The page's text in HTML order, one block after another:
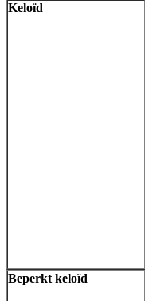
Keloïd
Beperkt keloïd